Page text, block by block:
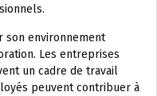
son environnement
Les entreprises
un cadre de travail
peuvent contribuer à